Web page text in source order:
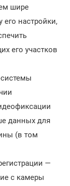
шире
настройки,
его участков
данных для
(в том
—
с камеры